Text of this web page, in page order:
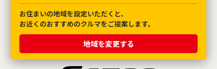
お住まいの地域を設定いただくと、
お近くのおすすめのクルマをご提案します。
地域を変更する